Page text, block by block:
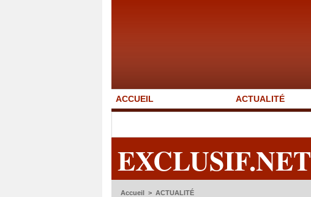
ACCUEIL ACTUALITÉ
EXCLUSIF.NET
Accueil > ACTUALITÉ